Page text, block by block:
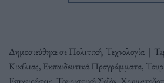
Δημοσιεύθηκε σεΠολιτική, Τεχνολογία |
Κικίλιας, Εκπαιδευτικά Προγράμματα,